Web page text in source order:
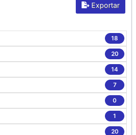
Exportar
18
20
14
7
0
1
20